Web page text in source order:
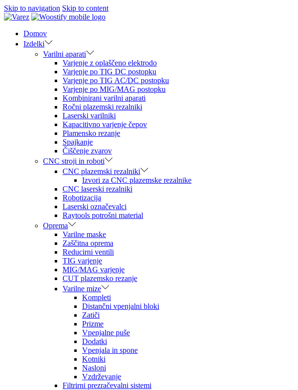
Skip to navigation Skip to content
Domov
Izdelki
Varilni aparati
Varjenje z oplaščeno elektrodo
Varjenje po TIG DC postopku
Varjenje po TIG AC/DC postopku
Varjenje po MIG/MAG postopku
Kombinirani varilni aparati
Ročni plazemski rezalniki
Laserski varilniki
Kapacitivno varjenje čepov
Plamensko rezanje
Spajkanje
Čiščenje zvarov
CNC stroji in roboti
CNC plazemski rezalniki
Izvori za CNC plazemske rezalnike
CNC laserski rezalniki
Robotizacija
Laserski označevalci
Raytools potrošni material
Oprema
Varilne maske
Zaščitna oprema
Reducirni ventili
TIG varjenje
MIG/MAG varjenje
CUT plazemsko rezanje
Varilne mize
Kompleti
Distančni vpenjalni bloki
Zatiči
Prizme
Vpenjalne puše
Dodatki
Vpenjala in spone
Kotniki
Nasloni
Vzdrževanje
Filtrirni prezračevalni sistemi